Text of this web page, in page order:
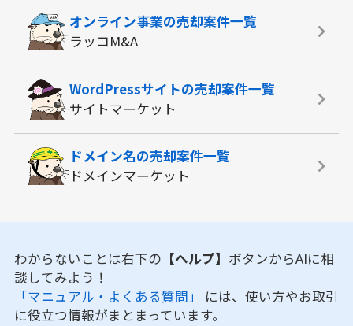
オンライン事業の売却案件一覧
ラッコM&A
WordPressサイトの売却案件一覧
サイトマーケット
ドメイン名の売却案件一覧
ドメインマーケット
わからないことは右下の 【ヘルプ】 ボタンからAIに相
談してみよう！
「マニュアル・よくある質問」 には、使い方やお取引
に役立つ情報がまとまっています。